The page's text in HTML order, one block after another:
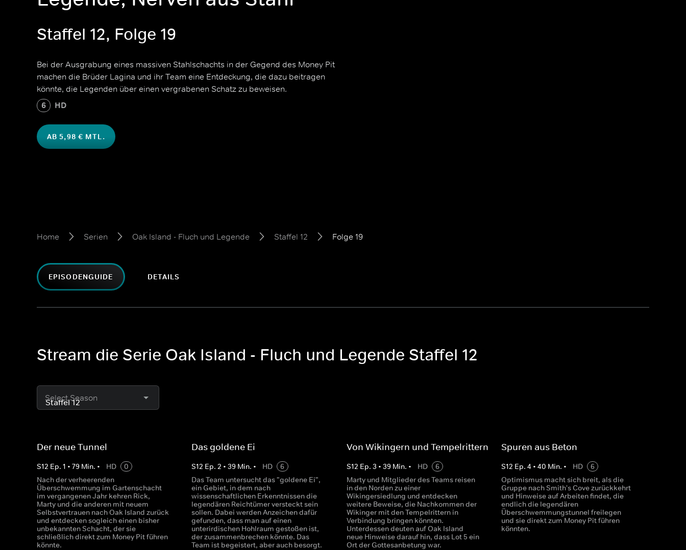
Staffel 12, Folge 19
Bei der Ausgrabung eines massiven Stahlschachts in der Gegend des Money Pit
machen die Brüder Lagina und ihr Team eine Entdeckung, die dazu beitragen
könnte, die Legenden über einen vergrabenen Schatz zu beweisen.
6 HD
AB 5,98 € MTL.
Home Serien Oak Island - Fluch und Legende Staffel 12 Folge 19
EPISODENGUIDE DETAILS
Stream die Serie Oak Island - Fluch und Legende Staffel 12
Select Season
Der neue Tunnel
S12 Ep. 1 • 79 Min. • HD
0
Nach der verheerenden
Überschwemmung im Gartenschacht
im vergangenen Jahr kehren Rick,
Marty und die anderen mit neuem
Selbstvertrauen nach Oak Island zurück
und entdecken sogleich einen bisher
unbekannten Schacht, der sie
schließlich direkt zum Money Pit führen
könnte.
Das goldene Ei
S12 Ep.2 •39 Min. • HD
6
Das Team untersucht das "goldene Ei",
ein Gebiet, in dem nach
wissenschaftlichen Erkenntnissen die
legendären Reichtümer versteckt sein
sollen. Dabei werden Anzeichen dafür
gefunden, dass man auf einen
unterirdischen Hohlraum gestoßen ist,
der zusammenbrechen könnte. Das
Team ist begeistert, aber auch besorgt.
Von Wikingern und Tempelrittern
S12 Ep. 3 • 39Min. • HD
6
Marty und Mitglieder des Teams reisen
in den Norden zu einer
Wikingersiedlung und entdecken
weitere Beweise, die Nachkommen der
Wikinger mit den Tempelrittern in
Verbindung bringen könnten.
Unterdessen deuten auf Oak Island
neue Hinweise darauf hin, dass Lot 5 ein
Ort der Gottesanbetung war.
Spuren aus Beton
S12 Ep. 4 • 40 Min. • HD
6
Optimismus macht sich breit, als die
Gruppe nach Smith's Cove zurückkehrt
und Hinweise auf Arbeiten findet, die
endlich die legendären
Überschwemmungstunnel freilegen
und sie direkt zum Money Pit führen
könnten.